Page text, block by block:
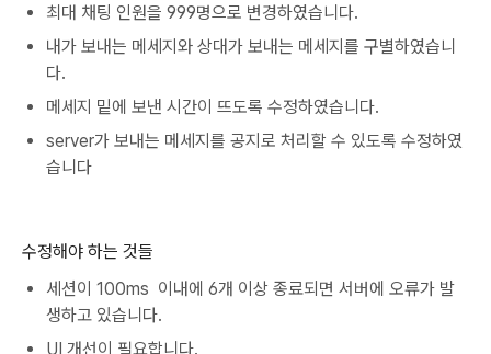
최대 채팅 인원을 999명으로 변경하였습니다.
내가 보내는 메세지와 상대가 보내는 메세지를 구별하였습니
다.
메세지 밑에 보낸 시간이 뜨도록 수정하였습니다.
server가 보내는 메세지를 공지로 처리할 수 있도록 수정하였
습니다
수정해야 하는 것들
세션이 100ms 이내에 6개 이상 종료되면 서버에 오류가 발
생하고 있습니다.
UI 개선이 필요합니다.